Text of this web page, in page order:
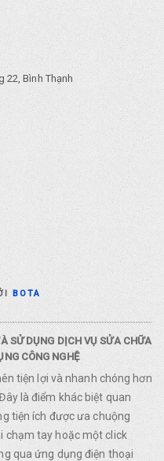
22, Bình Thạnh
BOTA
SỬ DỤNG DỊCH VỤ SỬA CHỮA
CÔNG NGHỆ
tiện lợi và nhanh chóng hơn
là điểm khác biệt quan
tiện ích được ưa chuộng
chạm tay hoặc một click
qua ứng dụng điện thoại